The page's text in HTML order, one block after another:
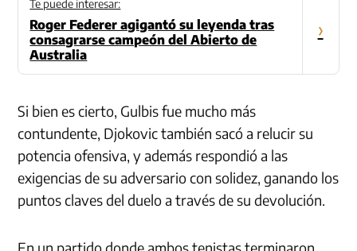
Te puede interesar:
Roger Federer agigantó su leyenda tras
consagrarse campeón del Abierto de
Australia
›
Si bien es cierto, Gulbis fue mucho más
contundente, Djokovic también sacó a relucir su
potencia ofensiva, y además respondió a las
exigencias de su adversario con solidez, ganando los
puntos claves del duelo a través de su devolución.
En un partido donde ambos tenistas terminaron